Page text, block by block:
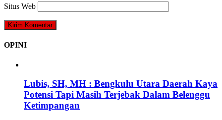
Situs Web
OPINI
Lubis, SH, MH : Bengkulu Utara Daerah Kaya
Potensi Tapi Masih Terjebak Dalam Belenggu
Ketimpangan